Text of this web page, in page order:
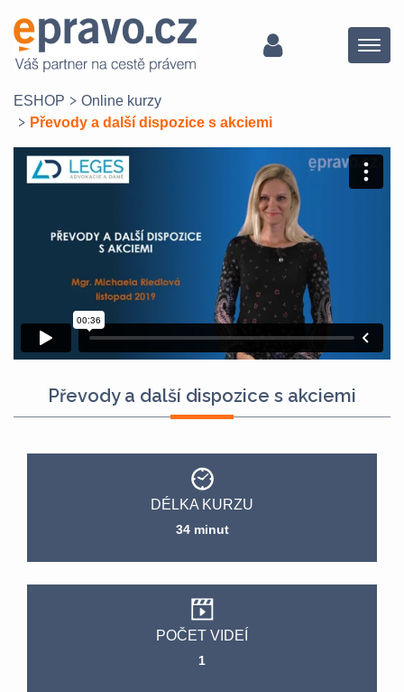
Menu
ESHOP
Online kurzy
Převody a další dispozice s akciemi
Převody a další dispozice s akciemi
DÉLKA KURZU
34 minut
POČET VIDEÍ
1